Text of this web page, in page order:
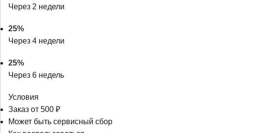
Через 2 недели
25%
Через 4 недели
25%
Через 6 недель
Условия
Заказ от 500 ₽
Может быть сервисный сбор